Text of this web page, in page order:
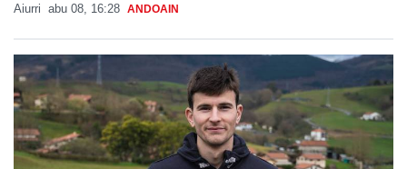
Aiurri abu 08, 16:28 ANDOAIN